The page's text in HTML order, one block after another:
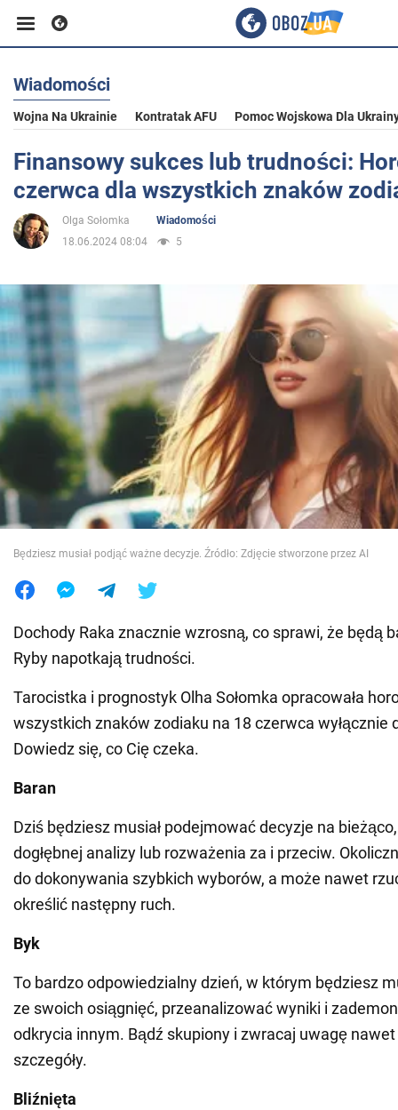
Biznes
Sport
Rozrywka
Polityka
Społeczeństwo
Wojna na Ukrainie
Świat
Jedzenie
Wiadomości
Wojna Na Ukrainie Kontratak AFU Pomoc Wojskowa Dla
Finansowy sukces lub trudności:
czerwca dla wszystkich znaków
Olga Sołomka
Wiadomości
18.06.2024 08:04
5
Będziesz musiał podjąć ważne decyzje. Źródło: Zdjęcie stworzone przez AI
Dochody Raka znacznie wzrosną, co sprawi, że będą
Ryby napotkają trudności.
Tarocistka i prognostyk Olha Sołomka opracowała
wszystkich znaków zodiaku na 18 czerwca wyłącznie
Dowiedz się, co Cię czeka.
Baran
Dziś będziesz musiał podejmować decyzje na
dogłębnej analizy lub rozważenia za i przeciw.
do dokonywania szybkich wyborów, a może nawet
określić następny ruch.
Byk
To bardzo odpowiedzialny dzień, w którym będziesz
ze swoich osiągnięć, przeanalizować wyniki i
odkrycia innym. Bądź skupiony i zwracaj uwagę
szczegóły.
Bliźnięta